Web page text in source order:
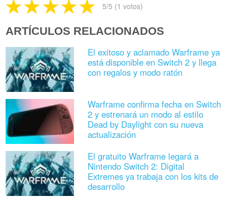
5/5 (1 votos)
ARTÍCULOS RELACIONADOS
El exitoso y aclamado Warframe ya
está disponible en Switch 2 y llega
con regalos y modo ratón
Warframe confirma fecha en Switch
2 y estrenará un modo al estilo
Dead by Daylight con su nueva
actualización
El gratuito Warframe legará a
Nintendo Switch 2: Digital
Extremes ya trabaja con los kits de
desarrollo